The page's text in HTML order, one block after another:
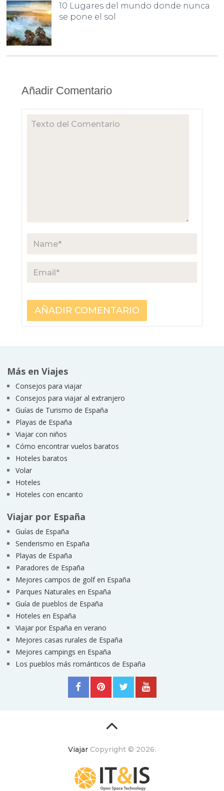
10 Lugares del mundo donde nunca
se pone el sol
Añadir Comentario
Más en Viajes
Consejos para viajar
Consejos para viajar al extranjero
Guías de Turismo de España
Playas de España
Viajar con niños
Cómo encontrar vuelos baratos
Hoteles baratos
Volar
Hoteles
Hoteles con encanto
Viajar por España
Guías de España
Senderismo en España
Playas de España
Paradores de España
Mejores campos de golf en España
Parques Naturales en España
Guía de pueblos de España
Hoteles en España
Viajar por España en verano
Mejores casas rurales de España
Mejores campings en España
Los pueblos más románticos de España
Viajar Copyright © 2026.